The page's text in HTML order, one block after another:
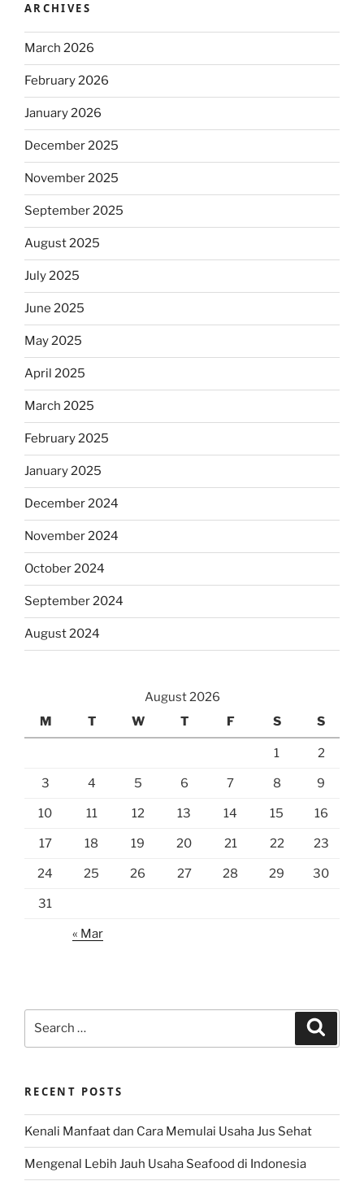
ARCHIVES
March 2026
February 2026
January 2026
December 2025
November 2025
September 2025
August 2025
July 2025
June 2025
May 2025
April 2025
March 2025
February 2025
January 2025
December 2024
November 2024
October 2024
September 2024
August 2024
August 2026
M
T W T F S S
1 2
3 4 5 6 7 8 9
10 11 12 13 14 15 16
17 18 19 20 21 22 23
24 25 26 27 28 29 30
31
« Mar
RECENT POSTS
Kenali Manfaat dan Cara Memulai Usaha Jus Sehat
Mengenal Lebih Jauh Usaha Seafood di Indonesia